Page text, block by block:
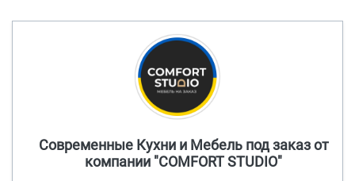
Современные Кухни и Мебель под заказ от
компании "COMFORT STUDIO"